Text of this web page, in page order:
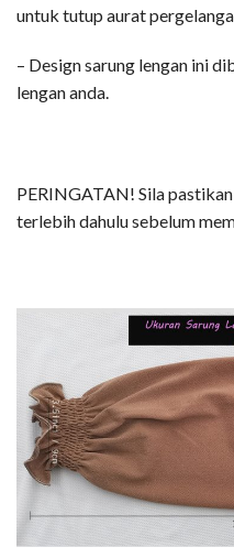
untuk tutup aurat
– Design sarung lengan ini
lengan anda.
PERINGATAN! Sila
terlebih dahulu sebelum